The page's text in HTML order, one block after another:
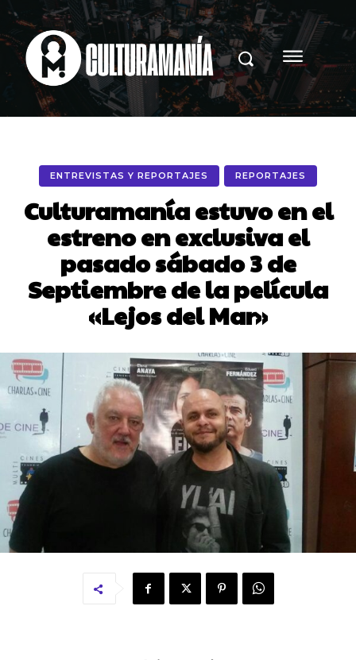
ENTREVISTAS Y REPORTAJES REPORTAJES
Culturamanía estuvo en el
estreno en exclusiva el
pasado sábado 3 de
Septiembre de la película
«Lejos del Mar»